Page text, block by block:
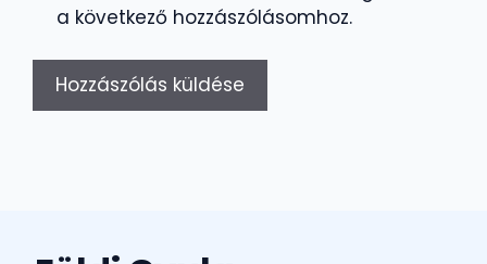
a következő hozzászólásomhoz.